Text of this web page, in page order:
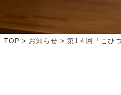
TOP > お知らせ >